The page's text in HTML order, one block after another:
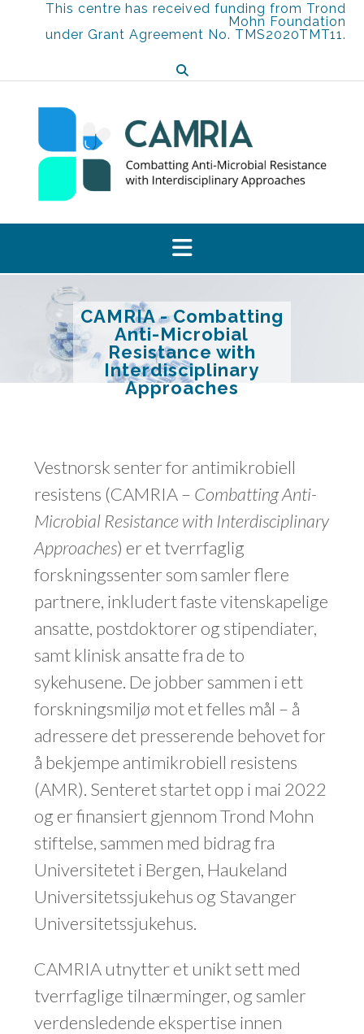
This centre has received funding from Trond
Mohn Foundation
under Grant Agreement No. TMS2020TMT11.
CAMRIA - Combatting
Anti-Microbial
Resistance with
Interdisciplinary
Approaches
Vestnorsk senter for antimikrobiell
resistens (CAMRIA – Combatting Anti-
Microbial Resistance with Interdisciplinary
Approaches) er et tverrfaglig
forskningssenter som samler flere
partnere, inkludert faste vitenskapelige
ansatte, postdoktorer og stipendiater,
samt klinisk ansatte fra de to
sykehusene. De jobber sammen i ett
forskningsmiljø mot et felles mål – å
adressere det presserende behovet for
å bekjempe antimikrobiell resistens
(AMR). Senteret startet opp i mai 2022
og er finansiert gjennom Trond Mohn
stiftelse, sammen med bidrag fra
Universitetet i Bergen, Haukeland
Universitetssjukehus og Stavanger
Universitetssjukehus.
CAMRIA utnytter et unikt sett med
tverrfaglige tilnærminger, og samler
verdensledende ekspertise innen